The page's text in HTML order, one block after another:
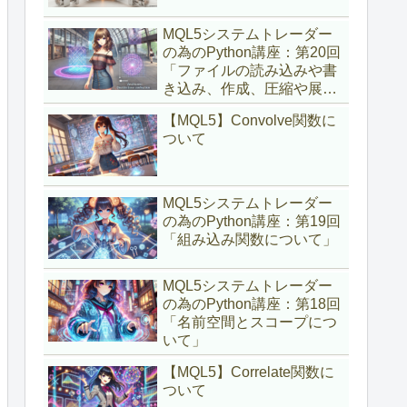
MQL5システムトレーダー
の為のPython講座：第20回
「ファイルの読み込みや書
き込み、作成、圧縮や展開
について」
【MQL5】Convolve関数に
ついて
MQL5システムトレーダー
の為のPython講座：第19回
「組み込み関数について」
MQL5システムトレーダー
の為のPython講座：第18回
「名前空間とスコープにつ
いて」
【MQL5】Correlate関数に
ついて